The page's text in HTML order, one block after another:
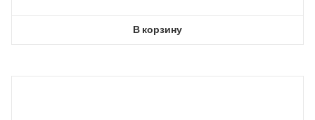
В корзину